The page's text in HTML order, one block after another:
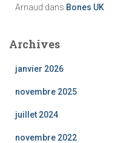
Arnaud dans Bones UK
Archives
janvier 2026
novembre 2025
juillet 2024
novembre 2022